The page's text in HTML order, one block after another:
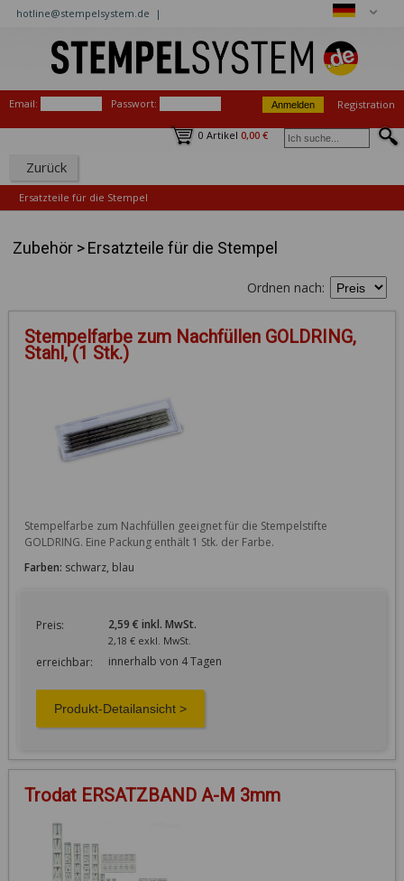
hotline@stempelsystem.de |
Email: Passwort: Registration
0 Artikel 0,00 €
Zurück
Ersatzteile für die Stempel
Zubehör>Ersatzteile für die Stempel
Ordnen nach:
Stempelfarbe zum Nachfüllen GOLDRING,
Stahl, (1 Stk.)
Stempelfarbe zum Nachfüllen geeignet für die Stempelstifte
GOLDRING. Eine Packung enthält 1 Stk. der Farbe.
Farben: schwarz, blau
Preis: 2,59 € inkl. MwSt.
2,18 € exkl. MwSt.
erreichbar: innerhalb von 4 Tagen
Trodat ERSATZBAND A-M 3mm